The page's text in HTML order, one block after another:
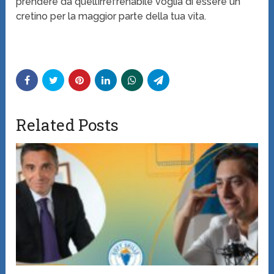
cretino per la maggior parte della tua vita.
Related Posts